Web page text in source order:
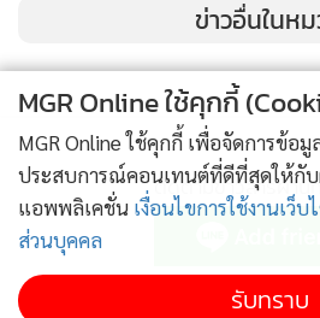
ข่าวอื่นในห
ติดตามข่าวสารผ่าน
MGR Online
MGR Online ใช้คุกกี้
MGR Online ใช้คุกกี้ เพื่อจัดการข้อ
ประสบการณ์คอนเทนต์ที่ดีที่สุดให้กั
แอพพลิเคชั่น เงื่อนไขการใช้งานเว็บ
ส่วนบุคคล
รับทราบ